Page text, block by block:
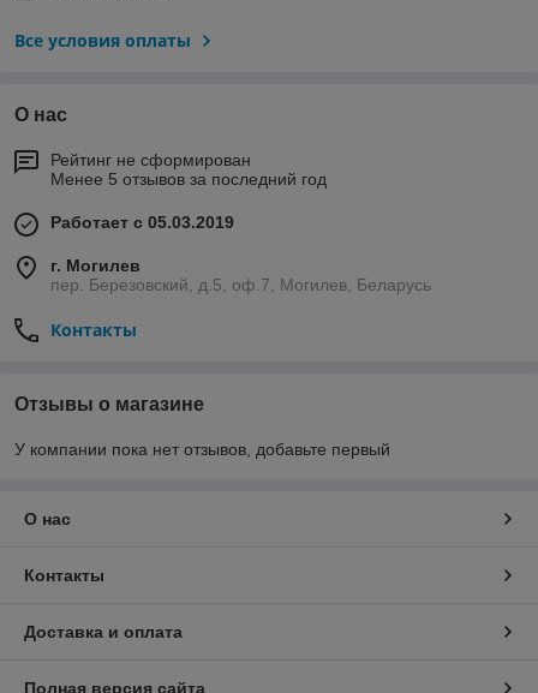
Все условия оплаты
О нас
Рейтинг не сформирован
Менее 5 отзывов за последний год
Работает с 05.03.2019
г. Могилев
пер. Березовский, д.5, оф.7, Могилев, Беларусь
Контакты
Отзывы о магазине
У компании пока нет отзывов, добавьте первый
О нас
Контакты
Доставка и оплата
Полная версия сайта